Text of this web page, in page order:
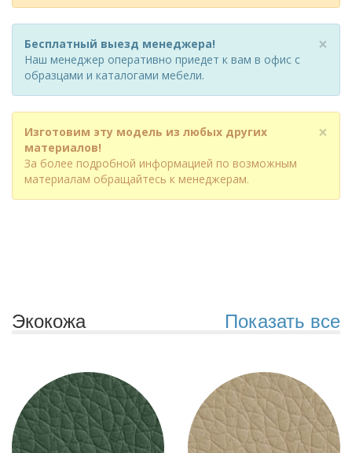
×
Бесплатный выезд менеджера!
Наш менеджер оперативно приедет к вам в офис с
образцами и каталогами мебели.
×
Изготовим эту модель из любых других
материалов!
За более подробной информацией по возможным
материалам обращайтесь к менеджерам.
Показать все
Экокожа